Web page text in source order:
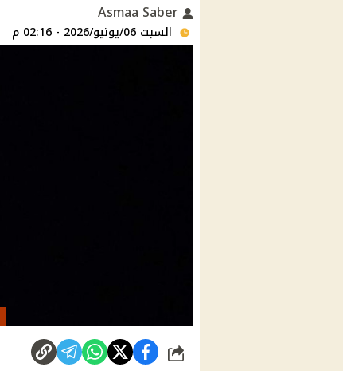
السبت 06/يونيو/2026 - 02:16 م
شارك